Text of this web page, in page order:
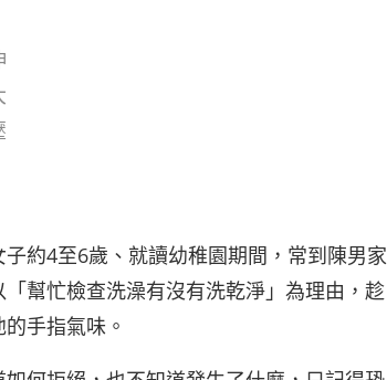
約4至6歲、就讀幼稚園期間，常到陳男家
幫忙檢查洗澡有沒有洗乾淨」為理由，趁
手指氣味。